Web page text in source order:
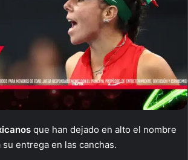
que han dejado en alto el nombre
entrega en las canchas.